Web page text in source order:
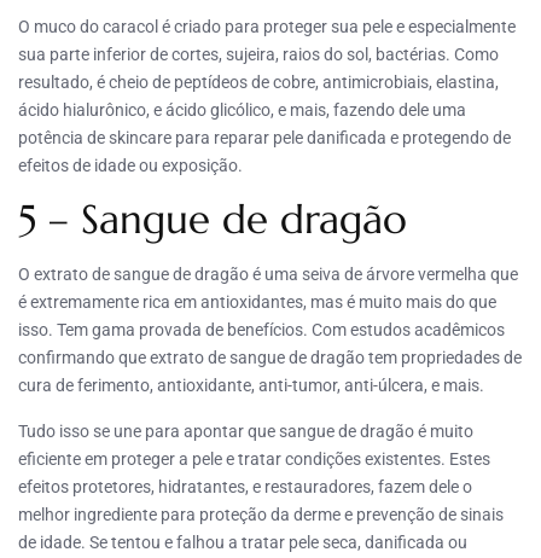
O muco do caracol é criado para proteger sua pele e especialmente
sua parte inferior de cortes, sujeira, raios do sol, bactérias. Como
resultado, é cheio de peptídeos de cobre, antimicrobiais, elastina,
ácido hialurônico, e ácido glicólico, e mais, fazendo dele uma
potência de skincare para reparar pele danificada e protegendo de
efeitos de idade ou exposição.
5 – Sangue de dragão
O extrato de sangue de dragão é uma seiva de árvore vermelha que
é extremamente rica em antioxidantes, mas é muito mais do que
isso. Tem gama provada de benefícios. Com estudos acadêmicos
confirmando que extrato de sangue de dragão tem propriedades de
cura de ferimento, antioxidante, anti-tumor, anti-úlcera, e mais.
Tudo isso se une para apontar que sangue de dragão é muito
eficiente em proteger a pele e tratar condições existentes. Estes
efeitos protetores, hidratantes, e restauradores, fazem dele o
melhor ingrediente para proteção da derme e prevenção de sinais
de idade. Se tentou e falhou a tratar pele seca, danificada ou